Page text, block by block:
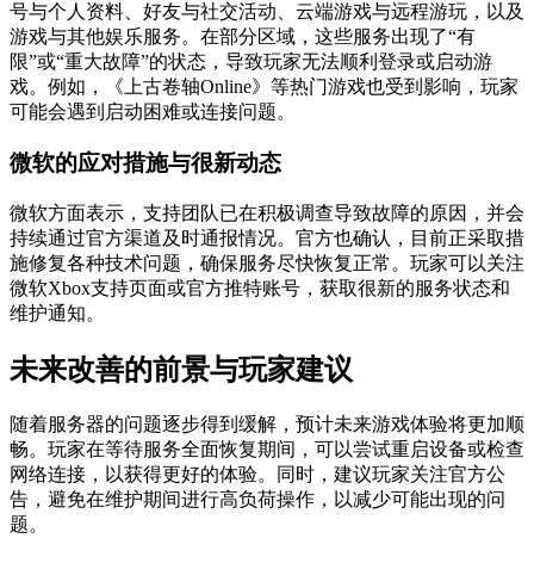
号与个人资料、好友与社交活动、云端游戏与远程游玩，以及
游戏与其他娱乐服务。在部分区域，这些服务出现了“有
限”或“重大故障”的状态，导致玩家无法顺利登录或启动游
戏。例如，《上古卷轴Online》等热门游戏也受到影响，玩家
可能会遇到启动困难或连接问题。
微软的应对措施与很新动态
微软方面表示，支持团队已在积极调查导致故障的原因，并会
持续通过官方渠道及时通报情况。官方也确认，目前正采取措
施修复各种技术问题，确保服务尽快恢复正常。玩家可以关注
微软Xbox支持页面或官方推特账号，获取很新的服务状态和
维护通知。
未来改善的前景与玩家建议
随着服务器的问题逐步得到缓解，预计未来游戏体验将更加顺
畅。玩家在等待服务全面恢复期间，可以尝试重启设备或检查
网络连接，以获得更好的体验。同时，建议玩家关注官方公
告，避免在维护期间进行高负荷操作，以减少可能出现的问
题。